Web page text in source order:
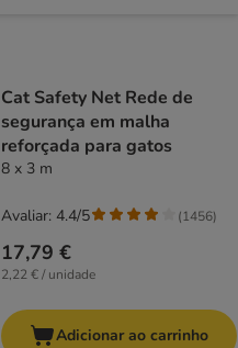
Cat Safety Net Rede de
segurança em malha
reforçada para gatos
8 x 3 m
17,79 €
2,22 € / unidade
Avaliar: 4.4/5 (1456)
Adicionar ao carrinho